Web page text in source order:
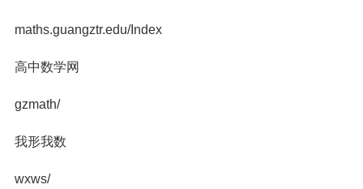
maths.guangztr.edu/Index
高中数学网
gzmath/
我形我数
wxws/